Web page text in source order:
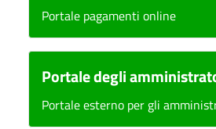
Portale pagamenti online
Portale degli
Portale esterno per gli